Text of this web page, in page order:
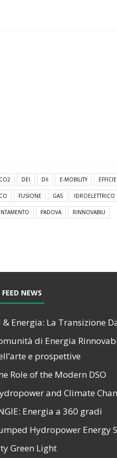
CO2 DEI DII E-MOBILITY
FUSIONE GAS IDROELETTRICO
PADOVA RINNOVABILI
FEED NEWS
& Energia: La Transizione
di Energia
e prospettive
Role of the Modern DSO
and Climate
Energia a 360 gradi
Hydropower Energy
Green Light